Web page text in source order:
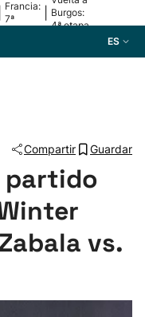
Francia:
7ª
Burgos:
4ª etapa
ES
Compartir Guardar
partido
vs.